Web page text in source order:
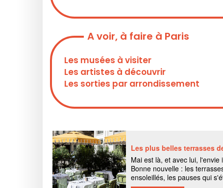
A voir, à faire à Paris
Les musées à visiter
Les artistes à découvrir
Les sorties par arrondissement